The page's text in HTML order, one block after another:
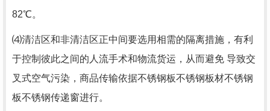
82℃。
⑷清洁区和非清洁区正中间要选用相需的隔离措施，有利
于控制彼此之间的人流手术和物流货运，从而避免 导致交
叉式空气污染，商品传输依据不锈钢板不锈钢板材不锈钢
板不锈钢传递窗进行。